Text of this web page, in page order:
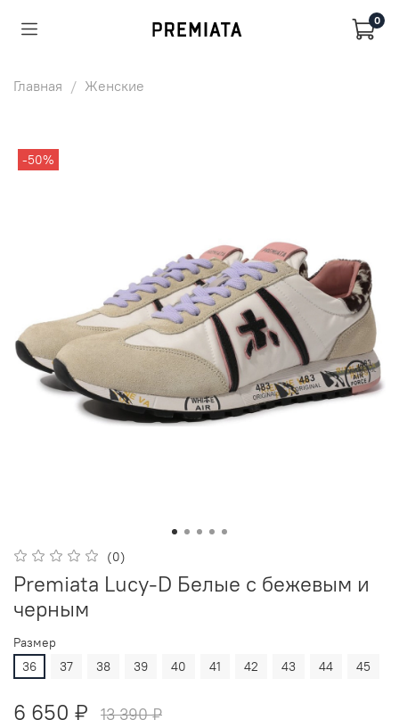
0
Главная Женские
-50%
(0)
Premiata Lucy-D Белые с бежевым и
черным
Размер
36
37 38 39 40 41 42 43 44 45
6 650 ₽ 13 390 ₽